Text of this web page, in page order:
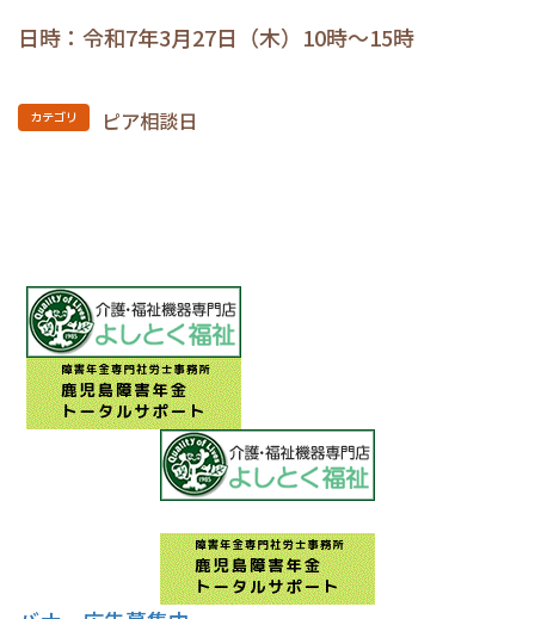
日時：令和7年3月27日（木）10時～15時
カテゴリ ピア相談日